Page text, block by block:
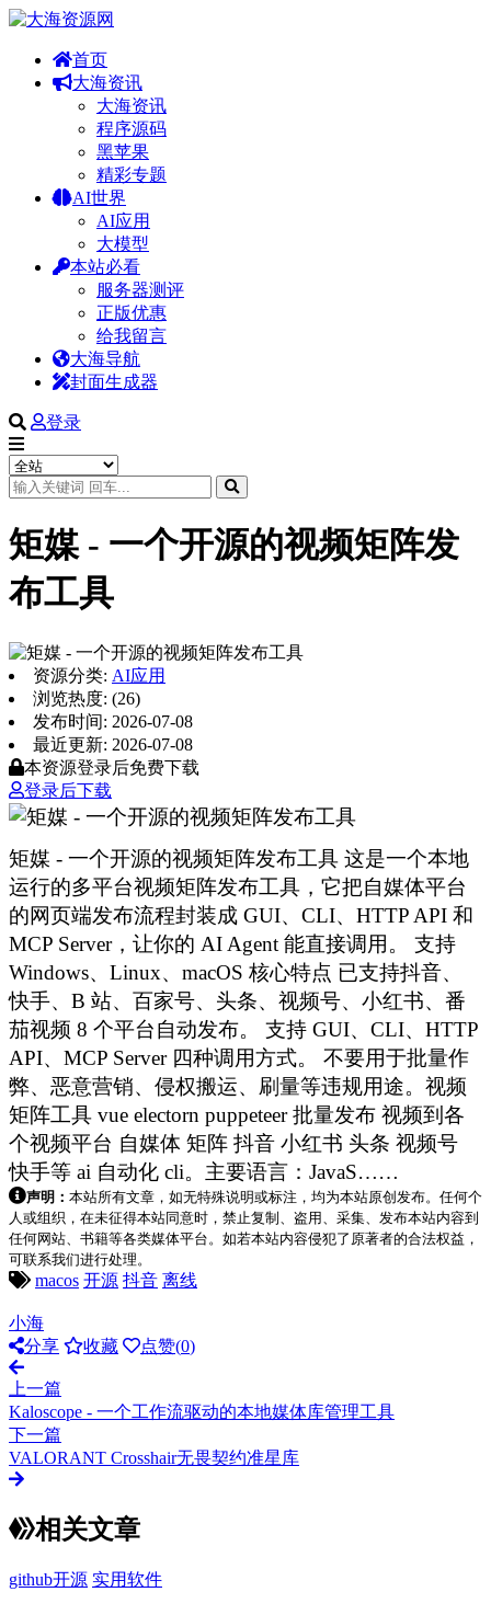
首页
大海资讯
大海资讯
程序源码
黑苹果
精彩专题
AI世界
AI应用
大模型
本站必看
服务器测评
正版优惠
给我留言
大海导航
封面生成器
登录
矩媒 - 一个开源的视频矩阵发
布工具
资源分类: AI应用
浏览热度: (26)
发布时间: 2026-07-08
最近更新: 2026-07-08
本资源登录后免费下载
登录后下载
矩媒 - 一个开源的视频矩阵发布工具 这是一个本地
运行的多平台视频矩阵发布工具，它把自媒体平台
的网页端发布流程封装成 GUI、CLI、HTTP API 和
MCP Server，让你的 AI Agent 能直接调用。 支持
Windows、Linux、macOS 核心特点 已支持抖音、
快手、B 站、百家号、头条、视频号、小红书、番
茄视频 8 个平台自动发布。 支持 GUI、CLI、HTTP
API、MCP Server 四种调用方式。 不要用于批量作
弊、恶意营销、侵权搬运、刷量等违规用途。视频
矩阵工具 vue electorn puppeteer 批量发布 视频到各
个视频平台 自媒体 矩阵 抖音 小红书 头条 视频号
快手等 ai 自动化 cli。主要语言：JavaS……
声明： 本站所有文章，如无特殊说明或标注，均为本站原创发布。任何个
人或组织，在未征得本站同意时，禁止复制、盗用、采集、发布本站内容到
任何网站、书籍等各类媒体平台。如若本站内容侵犯了原著者的合法权益，
可联系我们进行处理。
macos 开源 抖音 离线
小海
分享
收藏 点赞(0)
上一篇
Kaloscope - 一个工作流驱动的本地媒体库管理工具
下一篇
VALORANT Crosshair无畏契约准星库
相关文章
github开源 实用软件